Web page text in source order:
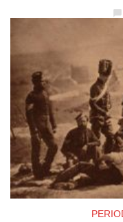
chat_bubble